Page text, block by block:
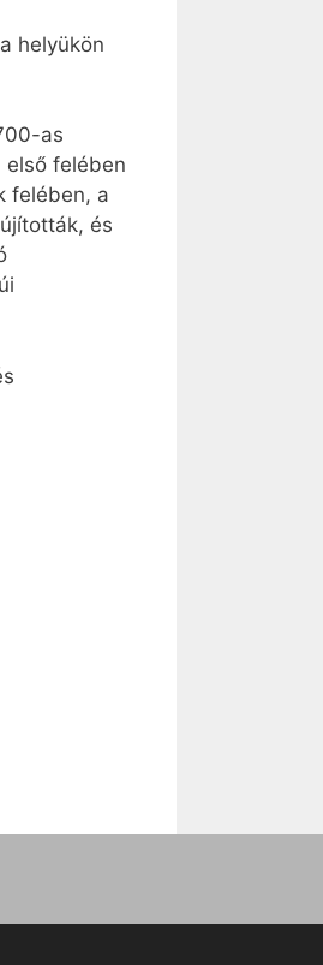
helyükön
as
első felében
felében, a
és